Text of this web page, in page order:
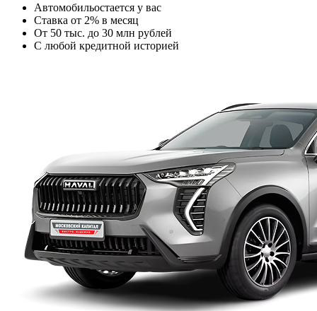
Автомобильостается у вас
Ставка от 2% в месяц
От 50 тыс. до 30 млн рублей
С любой кредитной историей